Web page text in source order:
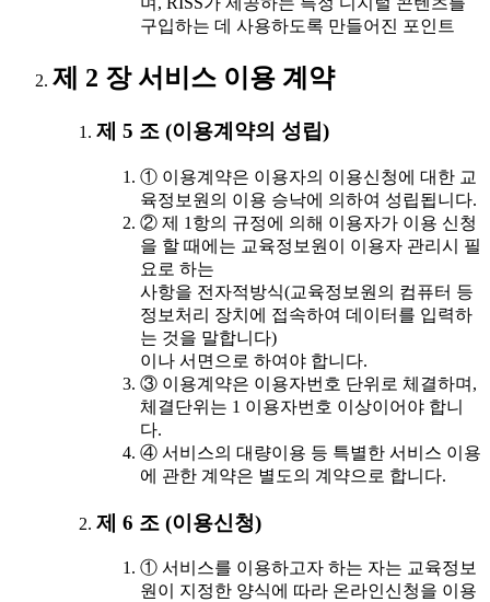
구입하는 데 사용하도록 만들어진 포인트
제 2 장 서비스 이용 계약
제 5 조 (이용계약의 성립)
① 이용계약은 이용자의 이용신청에 대한 교
육정보원의 이용 승낙에 의하여 성립됩니다.
② 제 1항의 규정에 의해 이용자가 이용 신청
을 할 때에는 교육정보원이 이용자 관리시 필
요로 하는
사항을 전자적방식(교육정보원의 컴퓨터 등
정보처리 장치에 접속하여 데이터를 입력하
는 것을 말합니다)
이나 서면으로 하여야 합니다.
③ 이용계약은 이용자번호 단위로 체결하며,
체결단위는 1 이용자번호 이상이어야 합니
다.
④ 서비스의 대량이용 등 특별한 서비스 이용
에 관한 계약은 별도의 계약으로 합니다.
제 6 조 (이용신청)
① 서비스를 이용하고자 하는 자는 교육정보
원이 지정한 양식에 따라 온라인신청을 이용